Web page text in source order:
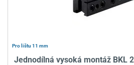
Pro lištu 11 mm
Jednodílná vysoká montáž BKL